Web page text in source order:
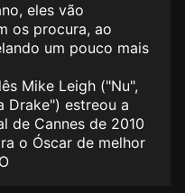
eles vão
os procura, ao
um pouco mais
Mike Leigh ("Nu",
Drake") estreou a
de Cannes de 2010
o Óscar de melhor